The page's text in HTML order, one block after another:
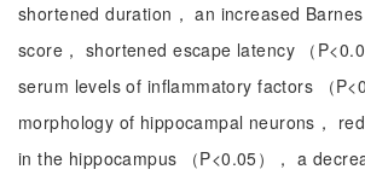
shortened duration， an increased
score， shortened escape latency （
serum levels of inflammatory factors （
morphology of hippocampal neurons，
in the hippocampus （P<0.05）， a